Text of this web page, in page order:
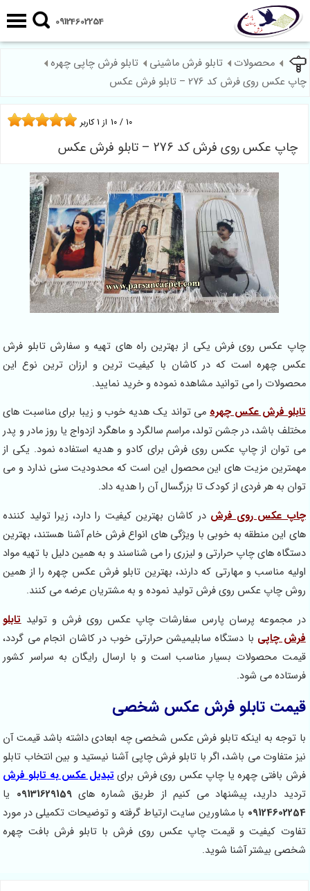
09124602254
محصولات تابلو فرش ماشینی
تابلو فرش چاپی چهره
چاپ عکس روی فرش کد 276 – تابلو فرش عکس
چاپ عکس روی فرش کد 276 – تابلو فرش عکس
10 / 10 از 1کاربر
چاپ عکس روی فرش یکی از بهترین راه های تهیه و سفارش تابلو فرش
عکس چهره است که در کاشان با کیفیت ترین و ارزان ترین نوع این
محصولات را می توانید مشاهده نموده و خرید نمایید.
تابلو فرش عکس چهرهمی تواند یک هدیه خوب و زیبا برای مناسبت های
مختلف باشد، در جشن تولد، مراسم سالگرد و ماهگرد ازدواج یا روز مادر و پدر
می توان از چاپ عکس روی فرش برای کادو و هدیه استفاده نمود. یکی از
مهمترین مزیت های این محصول این است که محدودیت سنی ندارد و می
توان به هر فردی از کودک تا بزرگسال آن را هدیه داد.
چاپ عکس روی فرش در کاشان بهترین کیفیت را دارد، زیرا تولید کننده
های این منطقه به خوبی با ویژگی های انواع فرش خام آشنا هستند، بهترین
دستگاه های چاپ حرارتی و لیزری را می شناسند و به همین دلیل با تهیه مواد
اولیه مناسب و مهارتی که دارند، بهترین تابلو فرش عکس چهره را از همین
روش چاپ عکس روی فرش تولید نموده و به مشتریان عرضه می کنند.
در مجموعه پرسان پارس سفارشات چاپ عکس روی فرش و تولیدتابلو
فرش چاپی با دستگاه سابلیمیشن حرارتی خوب در کاشان انجام می گردد،
قیمت محصولات بسیار مناسب است و با ارسال رایگان به سراسر کشور
فرستاده می شود.
قیمت تابلو فرش عکس شخصی
با توجه به اینکه تابلو فرش عکس شخصی چه ابعادی داشته باشد قیمت آن
نیز متفاوت می باشد، اگر با تابلو فرش چاپی آشنا نیستید و بین انتخاب تابلو
فرش بافتی چهره یا چاپ عکس روی فرش برایتبدیل عکس به تابلو فرش
تردید دارید، پیشنهاد می کنیم از طریق شماره های09131629159 یا
09124602254 با مشاورین سایت ارتیاط گرفته و توضیحات تکمیلی در مورد
تفاوت کیفیت و قیمت چاپ عکس روی فرش با تابلو فرش بافت چهره
شخصی بیشتر آشنا شوید.